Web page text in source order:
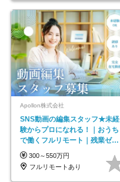
Apollon株式会社
SNS動画の編集スタッフ★未経
験からプロになれる！｜おうち
で働くフルリモート｜残業ゼロ
で18時退勤◎
300～550万円
フルリモートあり